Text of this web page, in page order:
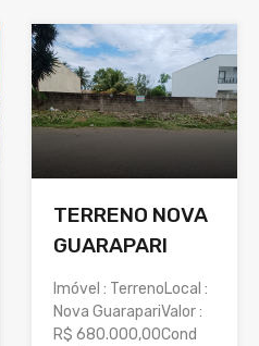
TERRENO NOVA
GUARAPARI
Imóvel : TerrenoLocal :
Nova GuarapariValor :
R$ 680.000,00Cond